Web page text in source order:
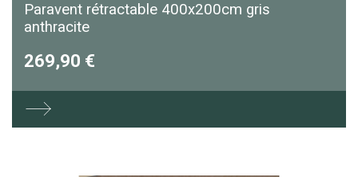
Paravent rétractable 400x200cm gris
anthracite
269,90 €